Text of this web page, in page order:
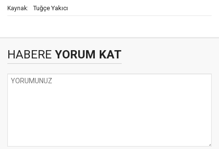
Kaynak: Tuğçe Yakıcı
HABERE YORUM KAT